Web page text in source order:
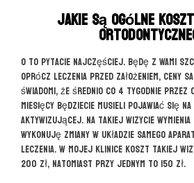
Jakie są ogólne
O to pytacie najczęściej. Będę z Wami
Oprócz leczenia przed założeniem, ceny
świadomi, że średnio co 4 tygodnie
miesięcy będziecie musieli pojawiać się
aktywizującej. Na takiej wizycie wymienia
wykonuję zmiany w układzie samego
leczenia. W mojej klinice koszt takiej
200 zł, natomiast przy jednym to 150 zł.